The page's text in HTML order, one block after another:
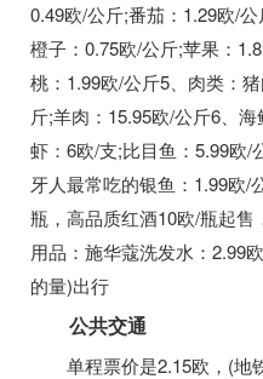
0.49欧/公斤;番茄：1.29欧/
橙子：0.75欧/公斤;苹果：
桃：1.99欧/公斤5、肉类：
斤;羊肉：15.95欧/公斤6、
虾：6欧/支;比目鱼：5.99欧/
牙人最常吃的银鱼：1.99欧/
瓶，高品质红酒10欧/瓶起售
用品：施华蔻洗发水：2.99
的量)出行
公共交通
单程票价是2.15欧，(地